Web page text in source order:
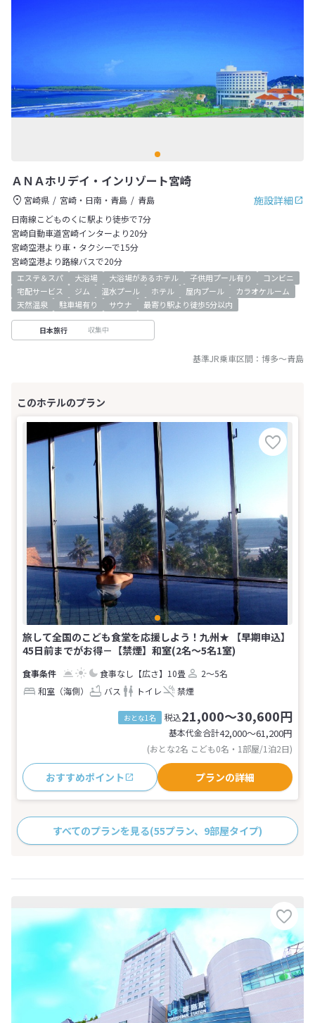
ＡＮＡホリデイ・インリゾート宮崎
施設詳細
宮崎県 宮崎・日南・青島
青島
日南線こどものくに駅より徒歩で7分
宮崎自動車道宮崎インターより20分
宮崎空港より車・タクシーで15分
宮崎空港より路線バスで20分
エステ＆スパ 大浴場 大浴場があるホテル 子供用プール有り
コンビニ
宅配サービス
ジム 温水プール ホテル 屋内プール
カラオケルーム
天然温泉
駐車場有り サウナ 最寄り駅より徒歩5分以内
日本旅行 収集中
基準JR乗車区間： 博多～青島
旅して全国のこども食堂を応援しよう！九州★ 【早期申込】
45日前までがお得－【禁煙】和室(2名～5名1室)
食事なし 【広さ】10畳
2～5名
和室（海側）
バス トイレ 禁煙
おとな1名 税込21,000～30,600円
基本代金合計42,000〜61,200円
(おとな2名 こども0名・1部屋/1泊2日)
おすすめポイント プランの詳細
すべてのプランを見る(55プラン、9部屋タイプ)